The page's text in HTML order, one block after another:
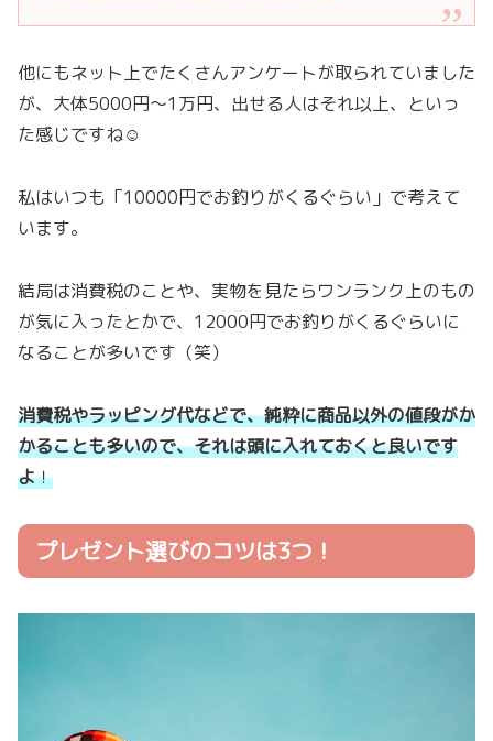
他にもネット上でたくさんアンケートが取られていました
が、大体5000円〜1万円、出せる人はそれ以上、といっ
た感じですね☺
私はいつも「10000円でお釣りがくるぐらい」で考えて
います。
結局は消費税のことや、実物を見たらワンランク上のもの
が気に入ったとかで、12000円でお釣りがくるぐらいに
なることが多いです（笑）
消費税やラッピング代などで、純粋に商品以外の値段がか
かることも多いので、それは頭に入れておくと良いです
よ！
プレゼント選びのコツは3つ！